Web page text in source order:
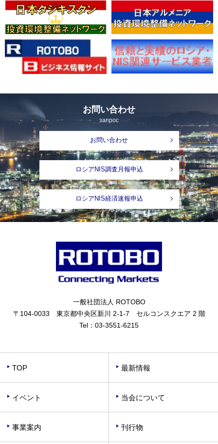
お問い合わせ
запрос
お問い合わせ
ロシアNIS調査月報申込
ロシアNIS経済速報申込
一般社団法人 ROTOBO
〒104-0033 東京都中央区新川 2-1-7 セルコンスクエア 2 階
Tel： 03-3551-6215
TOP 最新情報
イベント 当会について
事業案内 刊行物